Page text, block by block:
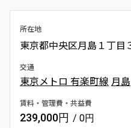
所在地
東京都中央区月島１丁目
交通
東京メトロ 有楽町線 月島
賃料・管理費・共益費
239,000円 / 0円